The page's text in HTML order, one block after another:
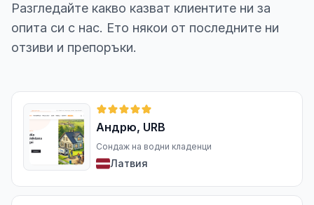
Разгледайте какво казват клиентите ни за
опита си с нас. Ето някои от последните ни
отзиви и препоръки.
Андрю, URB
Сондаж на водни кладенци
Латвия